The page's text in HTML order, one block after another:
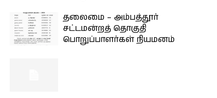
தலைமை – அம்பத்தூர்
சட்டமன்றத் தொகுதி
பொறுப்பாளர்கள் நியமனம்